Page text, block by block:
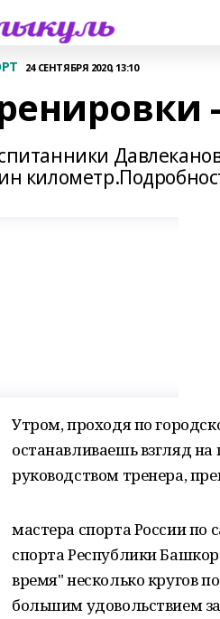
24 СЕНТЯБРЯ 2020, 13:10
Утром, проходя по
останавливаешь взгляд
руководством тренера,
мастера спорта России по
спорта Республики
время" несколько кругов
большим удовольствием